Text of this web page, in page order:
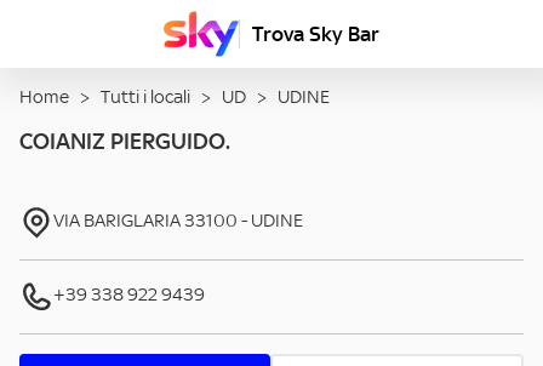
Trova Sky Bar
Home > Tutti i locali > UD > UDINE
COIANIZ PIERGUIDO.
VIA BARIGLARIA33100 - UDINE
+39 338 922 9439